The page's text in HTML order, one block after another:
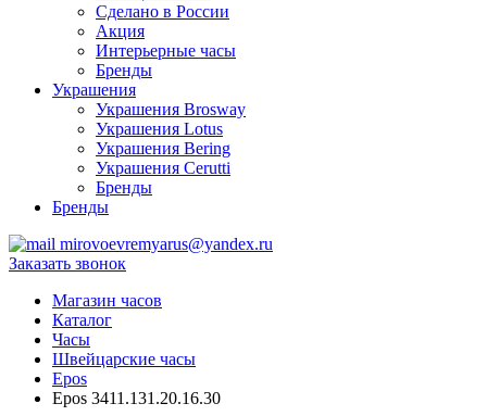
Сделано в России
Акция
Интерьерные часы
Бренды
Украшения
Украшения Brosway
Украшения Lotus
Украшения Bering
Украшения Cerutti
Бренды
Бренды
mirovoevremyarus@yandex.ru
Заказать звонок
Магазин часов
Каталог
Часы
Швейцарские часы
Epos
Epos 3411.131.20.16.30